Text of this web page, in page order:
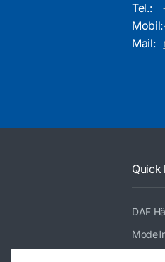
Tel.:
Mobil:
Mail:
Quick
DAF